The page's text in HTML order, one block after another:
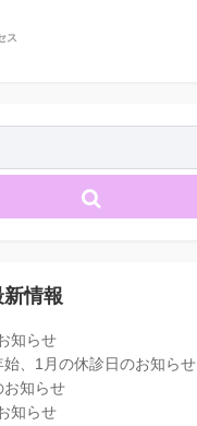
ス
情報
知らせ
、1月の休診日のお知らせ
お知らせ
知らせ